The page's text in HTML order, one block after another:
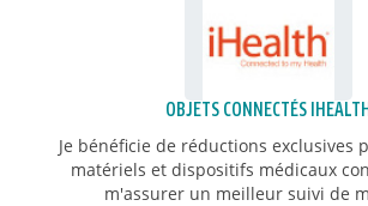
OBJETS CONNECTÉS IHEALTH
Je bénéficie de réductions exclusives
matériels et dispositifs médicaux
m'assurer un meilleur suivi de